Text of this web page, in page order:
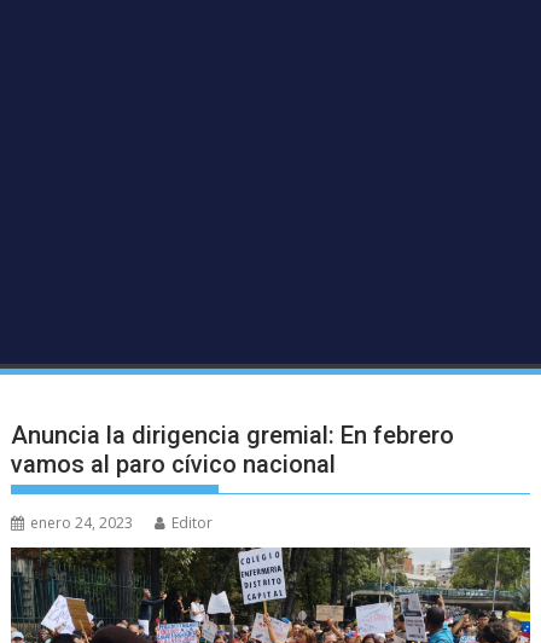
Anuncia la dirigencia gremial: En febrero
vamos al paro cívico nacional
enero 24, 2023 Editor